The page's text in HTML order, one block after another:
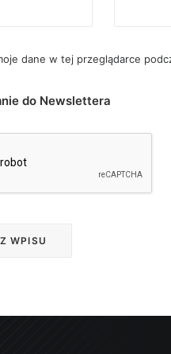
dane w tej przeglądarce
do Newslettera